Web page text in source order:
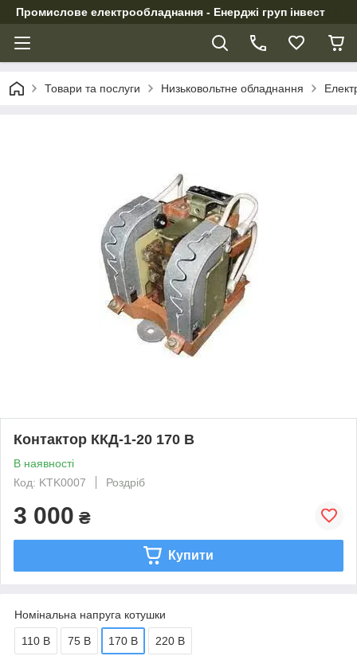
Промислове електрообладнання - Енерджі груп інвест
Товари та послуги Низьковольтне обладнання
Контактор ККД-1-20 170 В
В наявності
Код: KTK0007
Роздріб
3 000 ₴
Купити
Номінальна напруга котушки
110 В 75 В 170 В 220 В